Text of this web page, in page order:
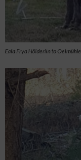
Eala Frya Hölderlin to Oelmühle